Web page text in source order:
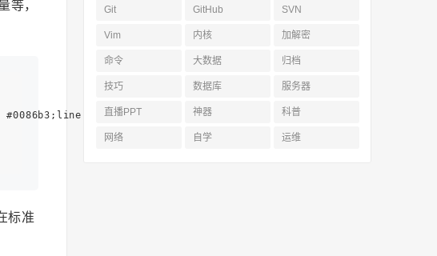
等，
height: 26px">float fa, fb, minf;
标准
Git GitHub SVN
Vim 内核 加解密
命令 大数据 归档
技巧 数据库 服务器
直播PPT 神器 科普
网络 自学 运维